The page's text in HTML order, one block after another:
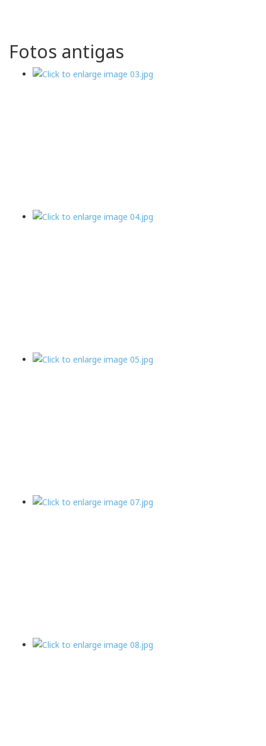
Fotos antigas